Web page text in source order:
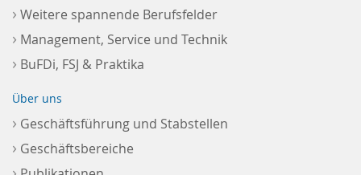
› Weitere spannende Berufsfelder
› Management, Service und Technik
› BuFDi, FSJ & Praktika
Über uns
› Geschäftsführung und Stabstellen
› Geschäftsbereiche